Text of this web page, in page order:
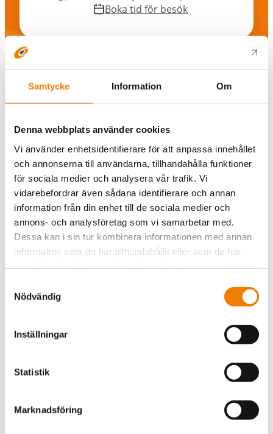
Samtycke Information Om
Denna webbplats använder cookies
Vi använder enhetsidentifierare för att anpassa innehållet
och annonserna till användarna, tillhandahålla funktioner
för sociala medier och analysera vår trafik. Vi
vidarebefordrar även sådana identifierare och annan
information från din enhet till de sociala medier och
annons- och analysföretag som vi samarbetar med.
Dessa kan i sin tur kombinera informationen med annan
information som du har tillhandahållit eller som de har
Nödvändig
Inställningar
Statistik
Marknadsföring
Boka tid för besök
Upptäck
säkerhetssamordnarens
viktiga roll på en
byggarbetsplats
Läs mer
PRO24-systemet förbättrar
säkerhetshanteringen på
byggarbetsplatsen
Säkerhetssamordnarens arbete stöds av detav